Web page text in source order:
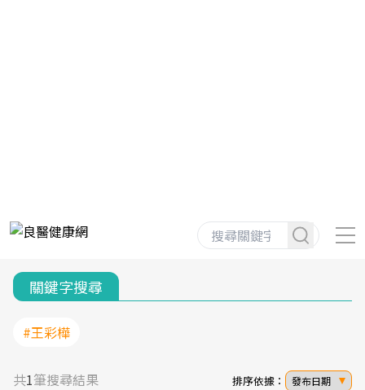
關鍵字搜尋
#王彩樺
共1筆搜尋結果 排序依據： 發布日期